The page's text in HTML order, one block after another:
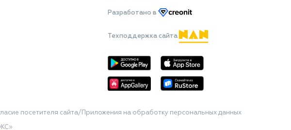
Разработано в
Техподдержка сайта
посетителя сайта/Приложения на обработку персональных данных